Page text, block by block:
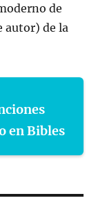
de
autor) de la
en Bibles